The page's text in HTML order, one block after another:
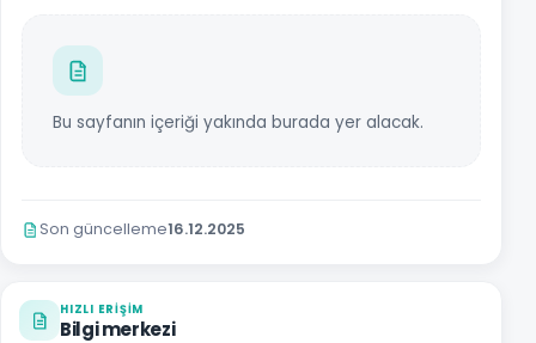
Bu sayfanın içeriği yakında burada yer alacak.
Son güncelleme16.12.2025
HIZLI ERIŞIM
Bilgi merkezi